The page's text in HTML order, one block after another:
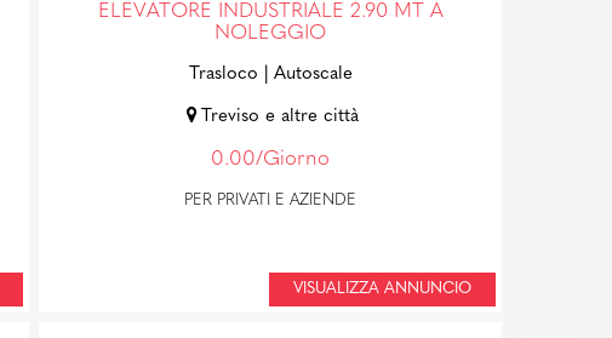
ELEVATORE INDUSTRIALE 2.90 MT A
NOLEGGIO
Trasloco | Autoscale
Treviso e altre città
0.00/Giorno
PER PRIVATI E AZIENDE
VISUALIZZA ANNUNCIO